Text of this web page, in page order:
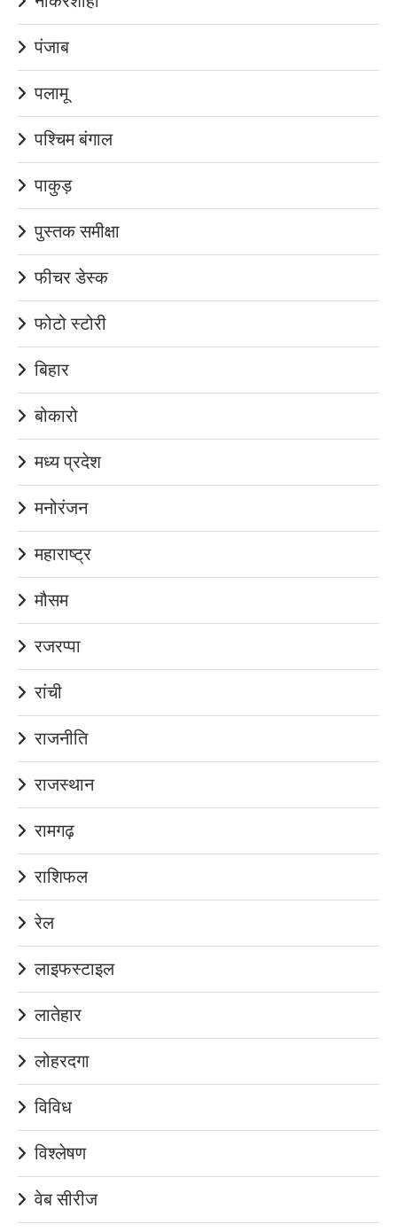
पंजाब
पलामू
पश्चिम बंगाल
पाकुड़
पुस्तक समीक्षा
फीचर डेस्क
फोटो स्टोरी
बिहार
बोकारो
मध्य प्रदेश
मनोरंजन
महाराष्ट्र
मौसम
रजरप्पा
रांची
राजनीति
राजस्थान
रामगढ़
राशिफल
रेल
लाइफस्टाइल
लातेहार
लोहरदगा
विविध
विश्लेषण
वेब सीरीज